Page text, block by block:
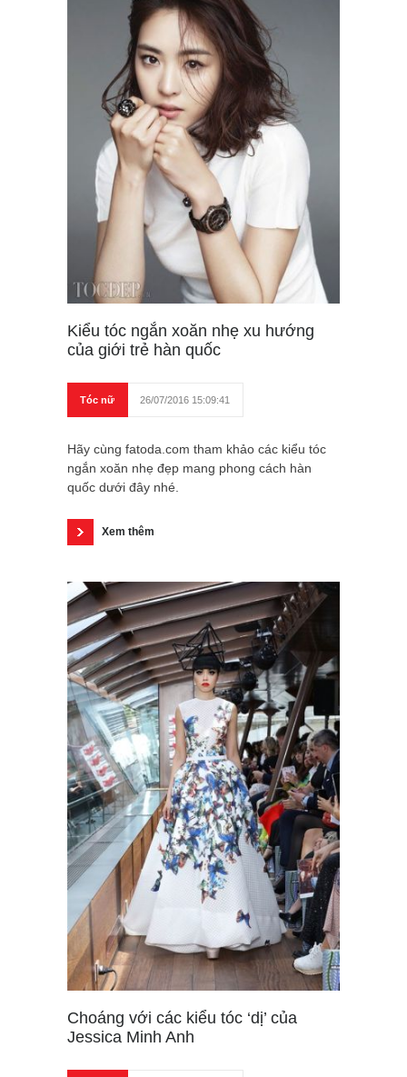
Kiểu tóc ngắn xoăn nhẹ xu hướng
của giới trẻ hàn quốc
Tóc nữ 26/07/2016 15:09:41
Hãy cùng fatoda.com tham khảo các kiểu tóc
ngắn xoăn nhẹ đẹp mang phong cách hàn
quốc dưới đây nhé.
Xem thêm
Choáng với các kiểu tóc ‘dị’ của
Jessica Minh Anh